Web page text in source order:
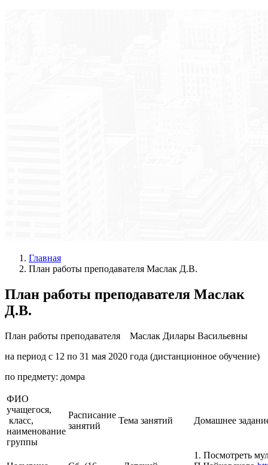
Главная
План работы преподавателя Маслак Д.В.
План работы преподавателя Маслак
Д.В.
План работы преподавателя Маслак Дилары Васильевны
на период с 12 по 31 мая 2020 года (дистанционное обучение)
по предмету: домра
ФИО
учащегося,
класс,
наименование
группы
Расписание
занятий
Тема занятий Домашнее
1. Посмотреть